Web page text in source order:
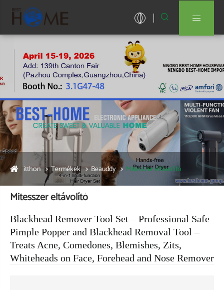
 
itthon Termékek Beauddy Mitesszer eltávolító
Mitesszer eltávolító
Blackhead Remover Tool Set – Professional Safe
Pimple Popper and Blackhead Removal Tool –
Treats Acne, Comedones, Blemishes, Zits,
Whiteheads on Face, Forehead and Nose Remover